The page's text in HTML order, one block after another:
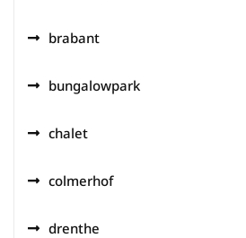
brabant
bungalowpark
chalet
colmerhof
drenthe